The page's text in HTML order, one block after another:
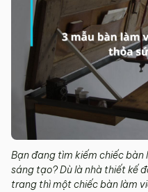
Bạn đang tìm kiếm chiếc
sáng tạo? Dù là nhà thiết kế
trang thì một chiếc bàn làm